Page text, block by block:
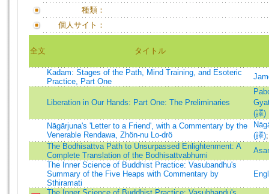
種類：
個人サイト：
全文 タイトル
Kadam: Stages of the Path, Mind Training, and Esoteric
Practice, Part One
Liberation in Our Hands: Part One: The Preliminaries
(譯)
Nāgārjuna's 'Letter to a Friend', with a Commentary by the
Venerable Rendawa, Zhön-nu Lo-drö
(譯)
The Bodhisattva Path to Unsurpassed Enlightenment: A
Complete Translation of the Bodhisattvabhumi
The Inner Science of Buddhist Practice: Vasubandhu's
Summary of the Five Heaps with Commentary by
Sthiramati